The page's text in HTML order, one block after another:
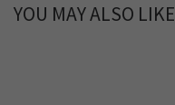
YOU MAY ALSO LIKE